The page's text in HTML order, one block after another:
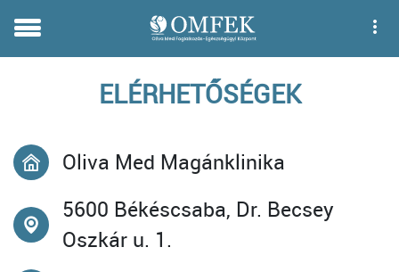
ELÉRHETŐSÉGEK
Oliva Med Magánklinika
5600 Békéscsaba, Dr. Becsey
Oszkár u. 1.